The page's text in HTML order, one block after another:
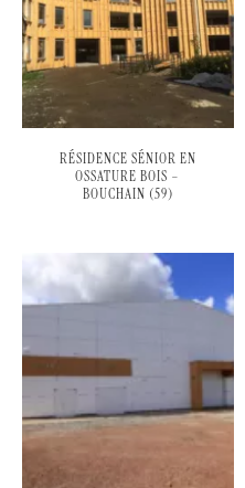
RÉSIDENCE SÉNIOR EN
OSSATURE BOIS –
BOUCHAIN (59)